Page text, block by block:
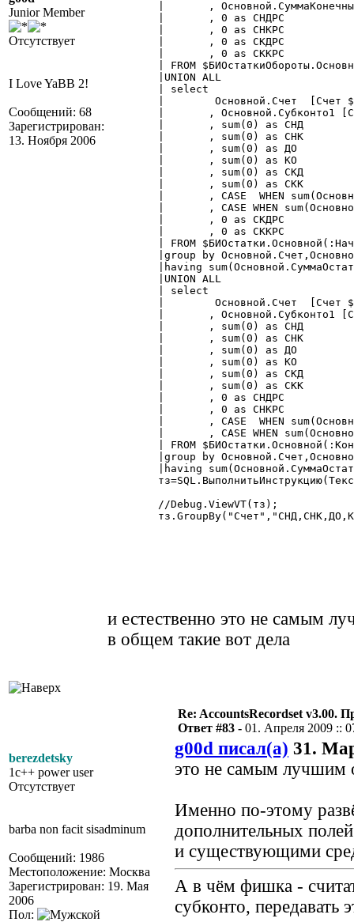
Junior Member
Отсутствует
I Love YaBB 2!
Сообщений: 68
Зарегистрирован:
13. Ноября 2006
и естественно это не самым
в общем такие вот дела
berezdetsky
1c++ power user
Отсутствует
barba non facit sisadminum
Сообщений: 1986
Местоположение: Москва
Зарегистрирован: 19. Мая
2006
Пол:
Re: AccountsRecordset v3.00.
Ответ #83 - 01. Апреля 2009 ::
g00d писал(а) 31.
это не самым лучшим
Именно по-этому
дополнительных
и существующими
А в чём фишка -
субконто, передавать